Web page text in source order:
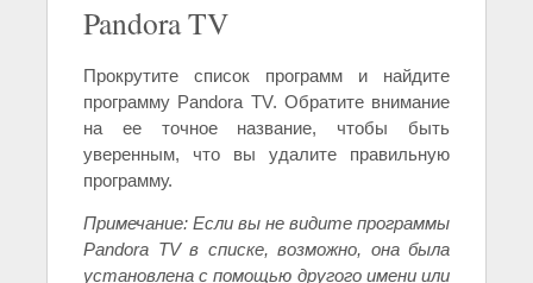
Pandora TV
Прокрутите список программ и найдите
программу Pandora TV. Обратите внимание
на ее точное название, чтобы быть
уверенным, что вы удалите правильную
программу.
Примечание: Если вы не видите программы
Pandora TV в списке, возможно, она была
установлена с помощью другого имени или